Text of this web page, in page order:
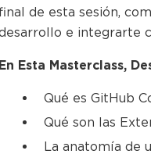
de esta sesión,
e integrarte
En Esta Masterclass,
Qué es GitHub
Qué son las
La anatomía de